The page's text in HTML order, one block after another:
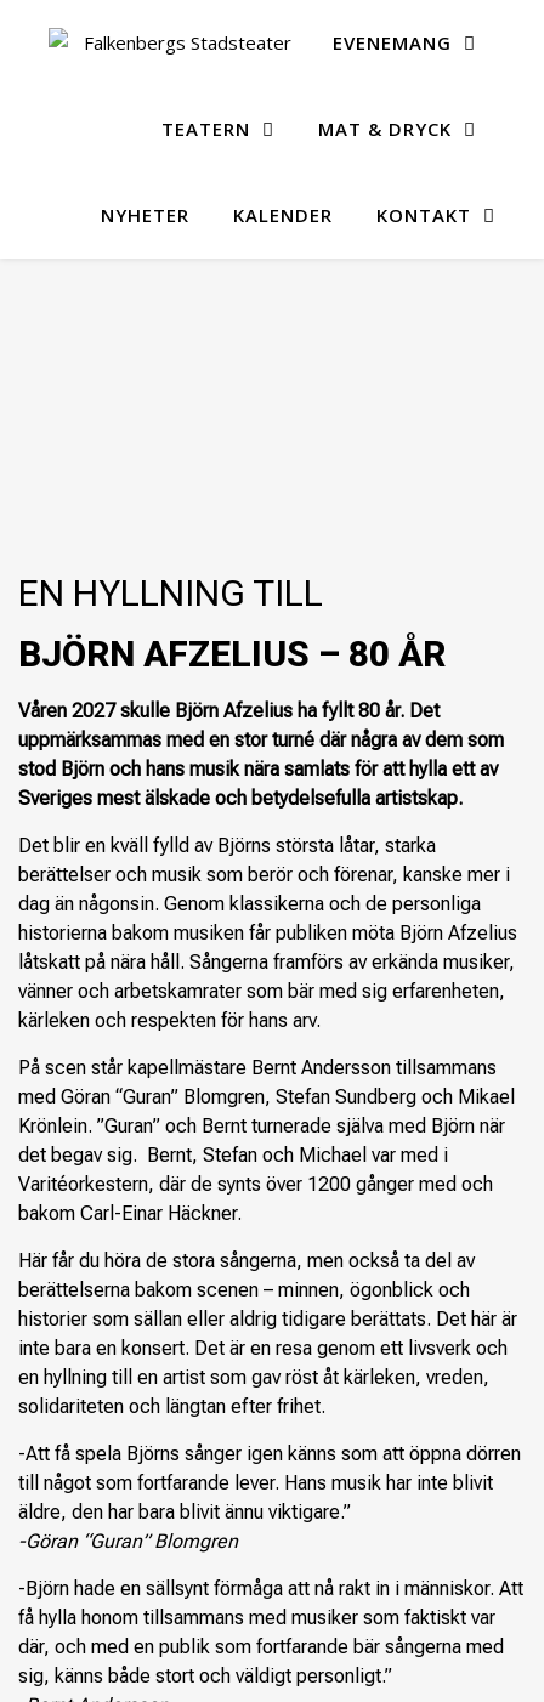
EVENEMANG
TEATERN MAT & DRYCK
NYHETER KALENDER KONTAKT
EN HYLLNING TILL
BJÖRN AFZELIUS – 80 ÅR
Våren 2027 skulle Björn Afzelius ha fyllt 80 år. Det
uppmärksammas med en stor turné där några av dem som
stod Björn och hans musik nära samlats för att hylla ett av
Sveriges mest älskade och betydelsefulla artistskap.
Det blir en kväll fylld av Björns största låtar, starka
berättelser och musik som berör och förenar, kanske mer i
dag än någonsin. Genom klassikerna och de personliga
historierna bakom musiken får publiken möta Björn Afzelius
låtskatt på nära håll. Sångerna framförs av erkända musiker,
vänner och arbetskamrater som bär med sig erfarenheten,
kärleken och respekten för hans arv.
På scen står kapellmästare Bernt Andersson tillsammans
med Göran “Guran” Blomgren, Stefan Sundberg och Mikael
Krönlein. ”Guran” och Bernt turnerade själva med Björn när
det begav sig. Bernt, Stefan och Michael var med i
Varitéorkestern, där de synts över 1200 gånger med och
bakom Carl-Einar Häckner.
Här får du höra de stora sångerna, men också ta del av
berättelserna bakom scenen – minnen, ögonblick och
historier som sällan eller aldrig tidigare berättats. Det här är
inte bara en konsert. Det är en resa genom ett livsverk och
en hyllning till en artist som gav röst åt kärleken, vreden,
solidariteten och längtan efter frihet.
-Att få spela Björns sånger igen känns som att öppna dörren
till något som fortfarande lever. Hans musik har inte blivit
äldre, den har bara blivit ännu viktigare.”
-Göran “Guran” Blomgren
-Björn hade en sällsynt förmåga att nå rakt in i människor. Att
få hylla honom tillsammans med musiker som faktiskt var
där, och med en publik som fortfarande bär sångerna med
sig, känns både stort och väldigt personligt.”